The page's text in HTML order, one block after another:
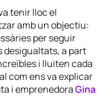
tenir lloc el
amb un objectiu:
per seguir
desigualtats, a part
i lluiten cada
com ens va explicar
i emprenedoraGina